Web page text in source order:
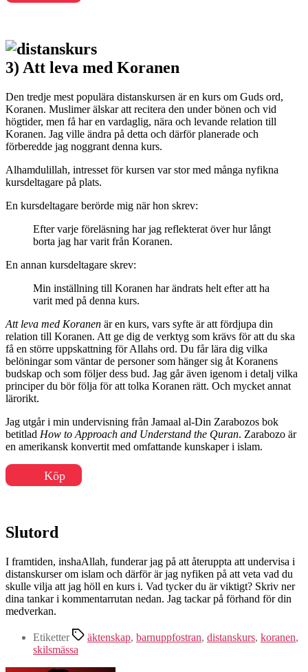
3) Att leva med Koranen
Den tredje mest populära distanskursen är en kurs om Guds ord,
Koranen. Muslimer älskar att recitera den under bönen och vid
högtider, men få har en vardaglig, nära och levande relation till
Koranen. Jag ville ändra på detta och därför planerade och
förberedde jag noggrant denna kurs.
Alhamdulillah, intresset för kursen var stor med många nyfikna
kursdeltagare på plats.
En kursdeltagare berörde mig när hon skrev:
Efter varje föreläsning har jag reflekterat över hur långt
borta jag har varit från Koranen.
En annan kursdeltagare skrev:
Min inställning till Koranen har ändrats helt efter att ha
varit med på denna kurs.
Att leva med Koranen är en kurs, vars syfte är att fördjupa din
relation till Koranen. Att ge dig de verktyg som krävs för att du ska
få en större uppskattning för Allahs ord. Du får lära dig vilka
belöningar som väntar de personer som hänger sig åt Koranens
budskap och som följer dess bud. Jag går även igenom i detalj vilka
principer du bör följa för att tolka Koranen rätt. Och mycket annat
lärorikt.
Jag utgår i min undervisning från Jamaal al-Din Zarabozos bok
betitlad How to Approach and Understand the Quran. Zarabozo är
en amerikansk konvertit med omfattande kunskaper i islam.
Köp
Slutord
I framtiden, inshaAllah, funderar jag på att återuppta att undervisa i
distanskurser om islam och därför är jag nyfiken på att veta vad du
skulle vilja att jag höll en kurs i. Vad tycker du är viktigt? Skriv ner
dina tankar i kommentarrutan nedan. Jag tackar på förhand för din
medverkan.
Etiketter äktenskap, barnuppfostran, distanskurs, koranen,
skilsmässa